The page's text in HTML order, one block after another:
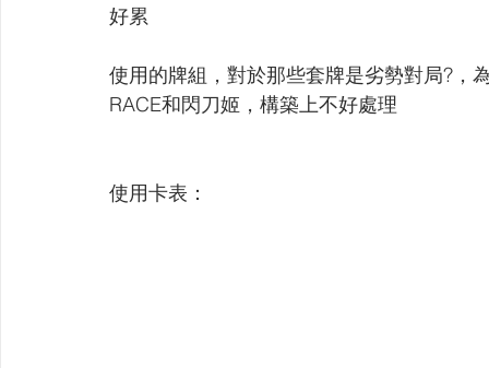
好累
使用的牌組，對於那些套牌是劣勢對局?，
RACE和閃刀姬，構築上不好處理
使用卡表：